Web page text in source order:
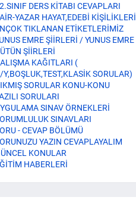
DERS KİTABI CEVAPLARI
YAZAR HAYAT,EDEBİ KİŞİLİKLERİ
TIKLANAN ETİKETLERİMİZ
EMRE ŞİİRLERİ / YUNUS EMRE
ŞİİRLERİ
KAĞITLARI (
Y,BOŞLUK,TEST,KLASİK SORULAR)
SORULAR KONU-KONU
SORULARI
SINAV ÖRNEKLERİ
SINAVLARI
- CEVAP BÖLÜMÜ
YAZIN CEVAPLAYALIM
KONULAR
HABERLERİ